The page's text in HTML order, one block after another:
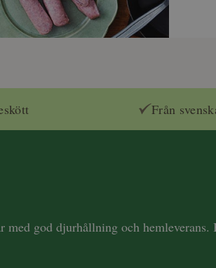
Från
med god djurhållning och hemleverans.